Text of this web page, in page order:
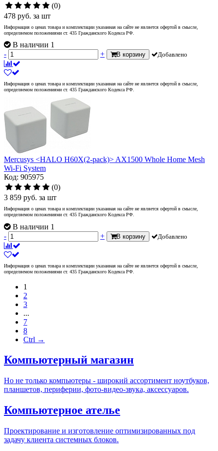
(0)
478 руб. за шт
Информация о ценах товара и комплектации указанная на сайте не является офертой в смысле,
определяемом положениями ст. 435 Гражданского Кодекса РФ.
В наличии 1
-
+ В корзину Добавлено
Информация о ценах товара и комплектации указанная на сайте не является офертой в смысле,
определяемом положениями ст. 435 Гражданского Кодекса РФ.
Mercusys <HALO H60X(2-pack)> AX1500 Whole Home Mesh
Wi-Fi System
Код: 905975
(0)
3 859 руб. за шт
Информация о ценах товара и комплектации указанная на сайте не является офертой в смысле,
определяемом положениями ст. 435 Гражданского Кодекса РФ.
В наличии 1
-
+ В корзину Добавлено
Информация о ценах товара и комплектации указанная на сайте не является офертой в смысле,
определяемом положениями ст. 435 Гражданского Кодекса РФ.
1
2
3
...
7
8
Ctrl →
Компьютерный магазин
Но не только компьютеры - широкий ассортимент ноутбуков,
планшетов, периферии, фото-видео-звука, аксессуаров.
Компьютерное ателье
Проектирование и изготовление оптимизированных под
задачу клиента системных блоков.